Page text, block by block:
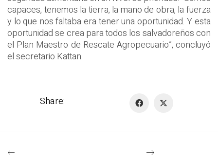
capaces, tenemos la tierra, la mano de obra, la fuerza
y lo que nos faltaba era tener una oportunidad. Y esta
oportunidad se crea para todos los salvadoreños con
el Plan Maestro de Rescate Agropecuario”, concluyó
el secretario Kattan.
Share: